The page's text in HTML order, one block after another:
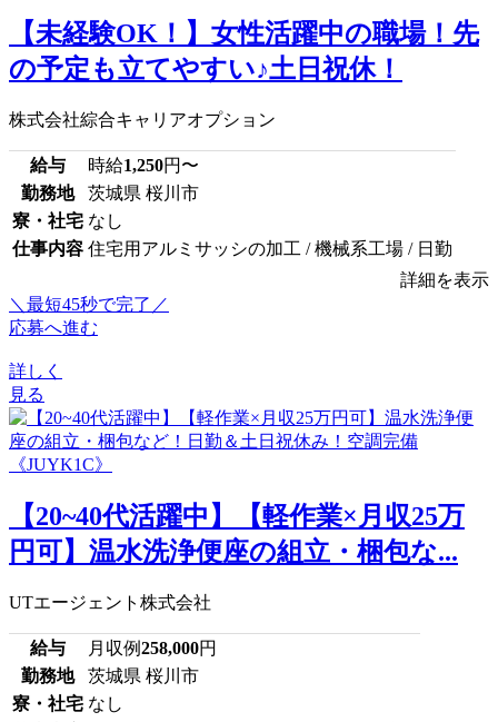
【未経験OK！】女性活躍中の職場！先
の予定も立てやすい♪土日祝休！
株式会社綜合キャリアオプション
給与 時給1,250円〜
勤務地
茨城県 桜川市
寮・社宅 なし
仕事内容 住宅用アルミサッシの加工 / 機械系工場 / 日勤
詳細を表示
＼最短45秒で完了／
応募へ進む
詳しく
見る
【20~40代活躍中】【軽作業×月収25万
円可】温水洗浄便座の組立・梱包な...
UTエージェント株式会社
給与 月収例258,000円
勤務地
茨城県 桜川市
寮・社宅 なし